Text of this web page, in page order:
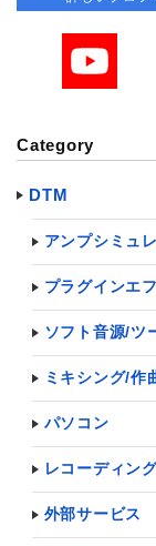
Category
DTM
アンプシミュ
プラグインエ
ソフト音源/ツ
ミキシング/作
パソコン
レコーディン
外部サービス